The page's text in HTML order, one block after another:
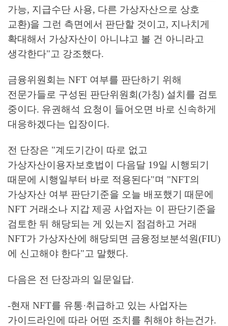
가능, 지급수단 사용, 다른 가상자산으로 상호
교환)을 그런 측면에서 판단할 것이고, 지나치게
확대해서 가상자산이 아니냐고 볼 건 아니라고
생각한다"고 강조했다.
금융위원회는 NFT 여부를 판단하기 위해
전문가들로 구성된 판단위원회(가칭) 설치를 검토
중이다. 유권해석 요청이 들어오면 바로 신속하게
대응하겠다는 입장이다.
전 단장은 "계도기간이 따로 없고
가상자산이용자보호법이 다음달 19일 시행되기
때문에 시행일부터 바로 적용된다"며 "NFT의
가상자산 여부 판단기준을 오늘 배포했기 때문에
NFT 거래소나 지갑 제공 사업자는 이 판단기준을
검토한 뒤 해당되는 게 있는지 점검하고 거래
NFT가 가상자산에 해당되면 금융정보분석원(FIU)
에 신고해야 한다"고 말했다.
다음은 전 단장과의 일문일답.
-현재 NFT를 유통·취급하고 있는 사업자는
가이드라인에 따라 어떤 조치를 취해야 하는건가.